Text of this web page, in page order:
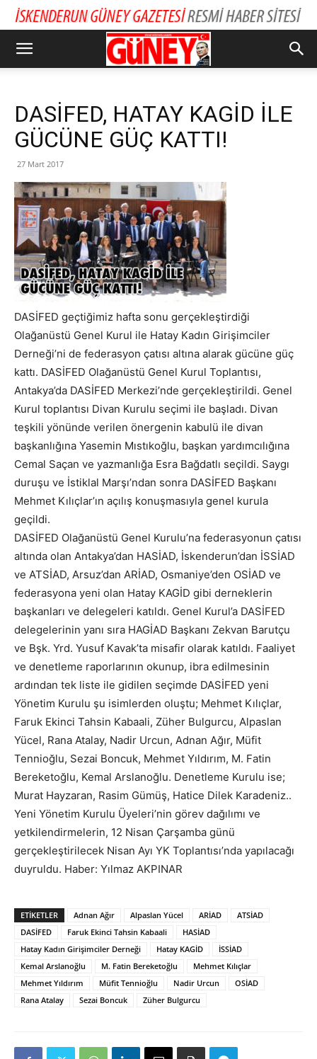
DASİFED, HATAY KAGİD İLE
GÜCÜNE GÜÇ KATTI!
27 Mart 2017
DASİFED geçtiğimiz hafta sonu gerçekleştirdiği
Olağanüstü Genel Kurul ile Hatay Kadın Girişimciler
Derneği’ni de federasyon çatısı altına alarak gücüne güç
kattı. DASİFED Olağanüstü Genel Kurul Toplantısı,
Antakya’da DASİFED Merkezi’nde gerçekleştirildi. Genel
Kurul toplantısı Divan Kurulu seçimi ile başladı. Divan
teşkili yönünde verilen önergenin kabulü ile divan
başkanlığına Yasemin Mıstıkoğlu, başkan yardımcılığına
Cemal Saçan ve yazmanlığa Esra Bağdatlı seçildi. Saygı
duruşu ve İstiklal Marşı’ndan sonra DASİFED Başkanı
Mehmet Kılıçlar’ın açılış konuşmasıyla genel kurula
geçildi.
DASİFED Olağanüstü Genel Kurulu’na federasyonun çatısı
altında olan Antakya’dan HASİAD, İskenderun’dan İSSİAD
ve ATSİAD, Arsuz’dan ARİAD, Osmaniye’den OSİAD ve
federasyona yeni olan Hatay KAGİD gibi derneklerin
başkanları ve delegeleri katıldı. Genel Kurul’a DASİFED
delegelerinin yanı sıra HAGİAD Başkanı Zekvan Barutçu
ve Bşk. Yrd. Yusuf Kavak’ta misafir olarak katıldı. Faaliyet
ve denetleme raporlarının okunup, ibra edilmesinin
ardından tek liste ile gidilen seçimde DASİFED yeni
Yönetim Kurulu şu isimlerden oluştu; Mehmet Kılıçlar,
Faruk Ekinci Tahsin Kabaali, Züher Bulgurcu, Alpaslan
Yücel, Rana Atalay, Nadir Urcun, Adnan Ağır, Müfit
Tennioğlu, Sezai Boncuk, Mehmet Yıldırım, M. Fatin
Bereketoğlu, Kemal Arslanoğlu. Denetleme Kurulu ise;
Murat Hayzaran, Rasim Gümüş, Hatice Dilek Karadeniz..
Yeni Yönetim Kurulu Üyeleri’nin görev dağılımı ve
yetkilendirmelerin, 12 Nisan Çarşamba günü
gerçekleştirilecek Nisan Ayı YK Toplantısı’nda yapılacağı
duyruldu. Haber: Yılmaz AKPINAR
ETIKETLER Adnan Ağır Alpaslan Yücel ARİAD
ATSİAD
DASİFED
Faruk Ekinci Tahsin Kabaali
HASİAD
Hatay Kadın Girişimciler Derneği
Hatay KAGİD
İSSİAD
Kemal Arslanoğlu
M. Fatin Bereketoğlu
Mehmet Kılıçlar
Mehmet Yıldırım
Müfit Tennioğlu Nadir Urcun
OSİAD
Rana Atalay
Sezai Boncuk Züher Bulgurcu